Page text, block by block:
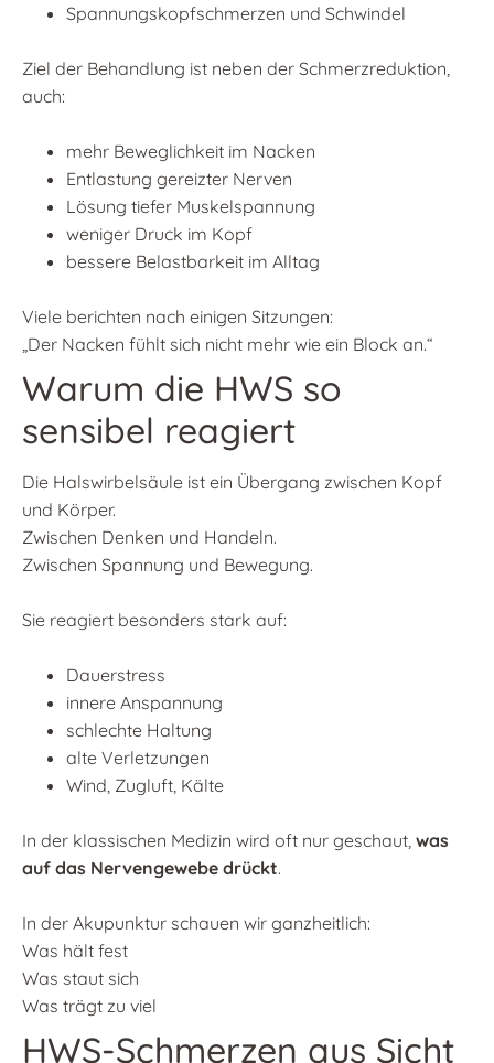
Spannungskopfschmerzen und Schwindel
Ziel der Behandlung ist neben der Schmerzreduktion,
auch:
mehr Beweglichkeit im Nacken
Entlastung gereizter Nerven
Lösung tiefer Muskelspannung
weniger Druck im Kopf
bessere Belastbarkeit im Alltag
Viele berichten nach einigen Sitzungen:
„Der Nacken fühlt sich nicht mehr wie ein Block an.“
Warum die HWS so
sensibel reagiert
Die Halswirbelsäule ist ein Übergang zwischen Kopf
und Körper.
Zwischen Denken und Handeln.
Zwischen Spannung und Bewegung.
Sie reagiert besonders stark auf:
Dauerstress
innere Anspannung
schlechte Haltung
alte Verletzungen
Wind, Zugluft, Kälte
In der klassischen Medizin wird oft nur geschaut, was
auf das Nervengewebe drückt.
In der Akupunktur schauen wir ganzheitlich:
Was hält fest
Was staut sich
Was trägt zu viel
HWS-Schmerzen aus Sicht